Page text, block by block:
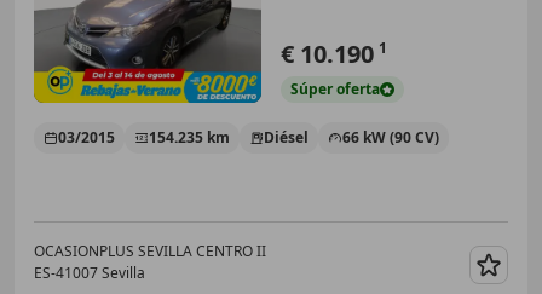
€ 10.190 1
Súperoferta
03/2015 154.235 km Diésel 66 kW (90 CV)
OCASIONPLUS SEVILLA CENTRO II
ES-41007 Sevilla